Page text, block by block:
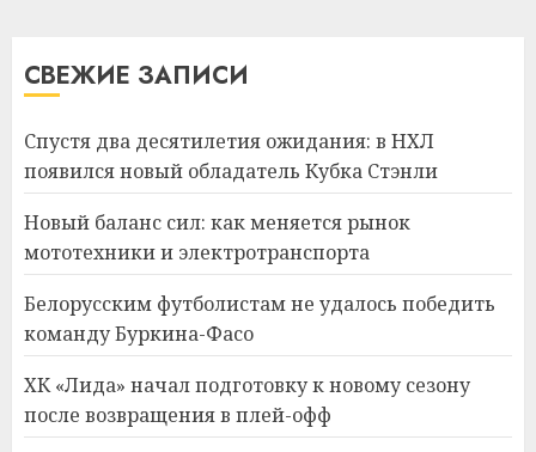
СВЕЖИЕ ЗАПИСИ
Спустя два десятилетия ожидания: в НХЛ
появился новый обладатель Кубка Стэнли
Новый баланс сил: как меняется рынок
мототехники и электротранспорта
Белорусским футболистам не удалось победить
команду Буркина-Фасо
ХК «Лида» начал подготовку к новому сезону
после возвращения в плей-офф